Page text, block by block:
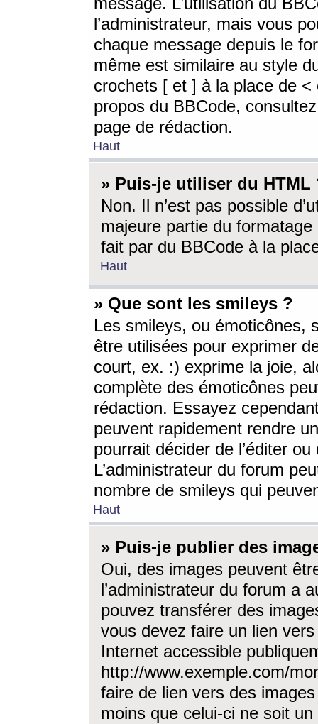
l’administrateur, mais vous
chaque message depuis le
même est similaire au style
crochets [ et ] à la place de <
propos du BBCode,
page de rédaction.
Haut
» Puis-je utiliser du HTML
Non. Il n’est pas possible
majeure partie du
fait par du BBCode à la
Haut
» Que sont les smileys ?
Les smileys, ou émoticônes,
être utilisées pour exprimer
court, ex. :) exprime la joie,
complète des émoticônes
rédaction. Essayez
peuvent rapidement rendre
pourrait décider de l’éditer
L’administrateur du forum
nombre de smileys qui
Haut
» Puis-je publier des
Oui, des images peuvent
l’administrateur du forum a
pouvez transférer des
vous devez faire un lien
Internet accessible
http://www.exemple.com/
faire de lien vers des
moins que celui-ci ne soit